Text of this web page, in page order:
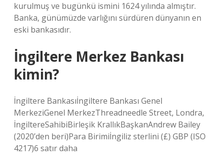
kurulmuş ve bugünkü ismini 1624 yılında almıştır.
Banka, günümüzde varlığını sürdüren dünyanın en
eski bankasıdır.
İngiltere Merkez Bankası
kimin?
İngiltere Bankasıİngiltere Bankası Genel
MerkeziGenel MerkezThreadneedle Street, Londra,
İngiltereSahibiBirleşik KrallıkBaşkanAndrew Bailey
(2020’den beri)Para Birimiİngiliz sterlini (£) GBP (ISO
4217)6 satır daha